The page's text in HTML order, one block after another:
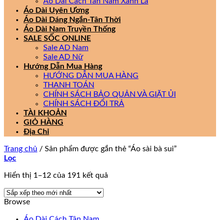
Áo Dài Uyên Ương
Áo Dài Dáng Ngắn-Tân Thời
Áo Dài Nam Truyền Thống
SALE SỐC ONLINE
Sale AD Nam
Sale AD Nữ
Hướng Dẫn Mua Hàng
HƯỚNG DẪN MUA HÀNG
THANH TOÁN
CHÍNH SÁCH BẢO QUẢN VÀ GIẶT ỦI
CHÍNH SÁCH ĐỔI TRẢ
TÀI KHOẢN
GIỎ HÀNG
Địa Chỉ
Trang chủ / Sản phẩm được gắn thẻ “Áo sài bà sui”
Lọc
Hiển thị 1–12 của 191 kết quả
Browse